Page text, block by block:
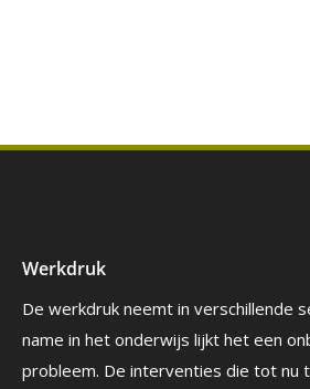
Werkdruk
De werkdruk neemt in verschillende
name in het onderwijs lijkt het een
probleem. De interventies die tot nu